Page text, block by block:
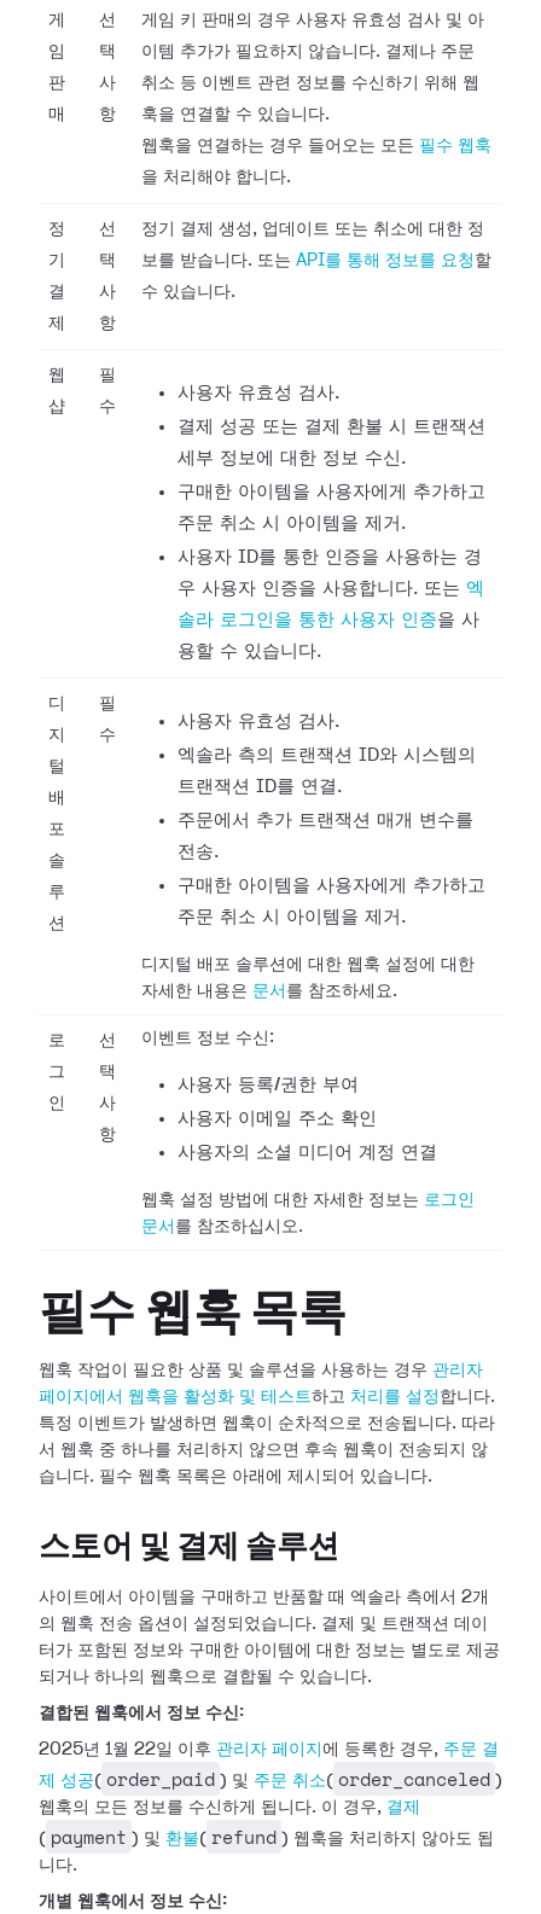
게
임
판
매
선
택
사
항
게임 키 판매의 경우 사용자 유효성 검사 및 아
이템 추가가 필요하지 않습니다. 결제나 주문
취소 등 이벤트 관련 정보를 수신하기 위해 웹
훅을 연결할 수 있습니다.
웹훅을 연결하는 경우 들어오는 모든 필수 웹훅
을 처리해야 합니다.
정
기
결
제
선
택
사
항
정기 결제 생성, 업데이트 또는 취소에 대한 정
보를 받습니다. 또는 API를 통해 정보를 요청 할
수 있습니다.
웹
샵
필
수
사용자 유효성 검사.
결제 성공 또는 결제 환불 시 트랜잭션
세부 정보에 대한 정보 수신.
구매한 아이템을 사용자에게 추가하고
주문 취소 시 아이템을 제거.
사용자 ID를 통한 인증을 사용하는 경
우 사용자 인증을 사용합니다. 또는 엑
솔라 로그인을 통한 사용자 인증을 사
용할 수 있습니다.
디
지
털
배
포
솔
루
션
필
수
사용자 유효성 검사.
엑솔라 측의 트랜잭션 ID와 시스템의
트랜잭션 ID를 연결.
주문에서 추가 트랜잭션 매개 변수를
전송.
구매한 아이템을 사용자에게 추가하고
주문 취소 시 아이템을 제거.
디지털 배포 솔루션에 대한 웹훅 설정에 대한
자세한 내용은 문서 를 참조하세요.
로
그
인
선
택
사
항
이벤트 정보 수신:
사용자 등록/권한 부여
사용자 이메일 주소 확인
사용자의 소셜 미디어 계정 연결
웹훅 설정 방법에 대한 자세한 정보는 로그인
문서 를 참조하십시오.
필수 웹훅 목록
웹훅 작업이 필요한 상품 및 솔루션을 사용하는 경우 관리자
페이지에서 웹훅을 활성화 및 테스트하고 처리를 설정 합니다.
특정 이벤트가 발생하면 웹훅이 순차적으로 전송됩니다. 따라
서 웹훅 중 하나를 처리하지 않으면 후속 웹훅이 전송되지 않
습니다. 필수 웹훅 목록은 아래에 제시되어 있습니다.
스토어 및 결제 솔루션
사이트에서 아이템을 구매하고 반품할 때 엑솔라 측에서 2개
의 웹훅 전송 옵션이 설정되었습니다. 결제 및 트랜잭션 데이
터가 포함된 정보와 구매한 아이템에 대한 정보는 별도로 제공
되거나 하나의 웹훅으로 결합될 수 있습니다.
결합된 웹훅에서 정보 수신:
2025년 1월 22일 이후 관리자 페이지 에 등록한 경우, 주문 결
제 성공( order_paid ) 및 주문 취소( order_canceled )
웹훅의 모든 정보를 수신하게 됩니다. 이 경우, 결제
( payment ) 및 환불( refund ) 웹훅을 처리하지 않아도 됩
니다.
개별 웹훅에서 정보 수신: